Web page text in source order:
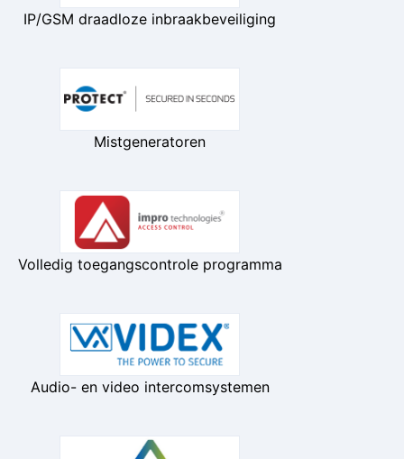
IP/GSM draadloze inbraakbeveiliging
Mistgeneratoren
Volledig toegangscontrole programma
Audio- en video intercomsystemen